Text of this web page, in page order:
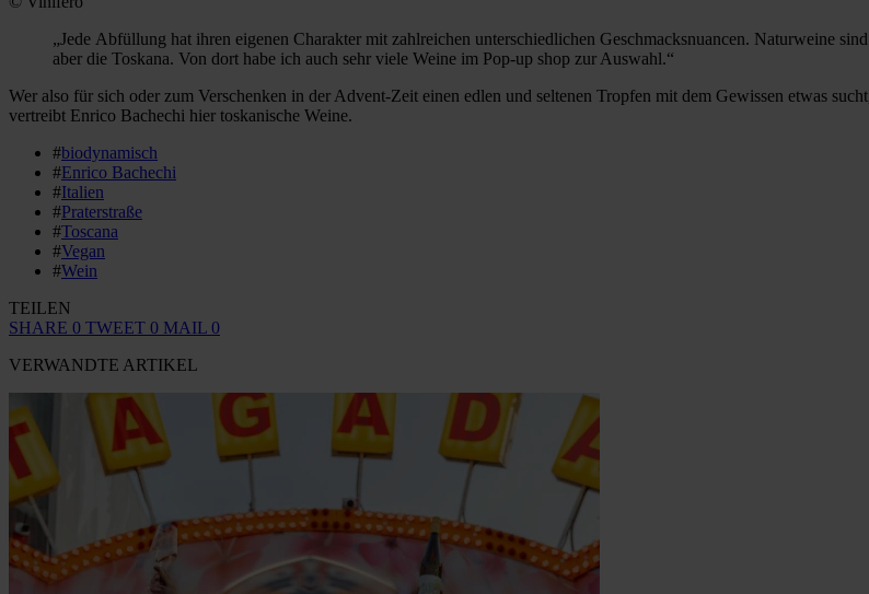
„Jede Abfüllung hat ihren eigenen Charakter mit zahlreichen unterschiedlichen Geschmacksnuancen. Naturweine
aber die Toskana. Von dort habe ich auch sehr viele Weine im Pop-up shop zur Auswahl.“
Wer also für sich oder zum Verschenken in der Advent-Zeit einen edlen und seltenen Tropfen mit dem Gewissen etwas
vertreibt Enrico Bachechi hier toskanische Weine.
#biodynamisch
#Enrico Bachechi
#Italien
#Praterstraße
#Toscana
#Vegan
#Wein
TEILEN
SHARE 0 TWEET 0 MAIL 0
VERWANDTE ARTIKEL